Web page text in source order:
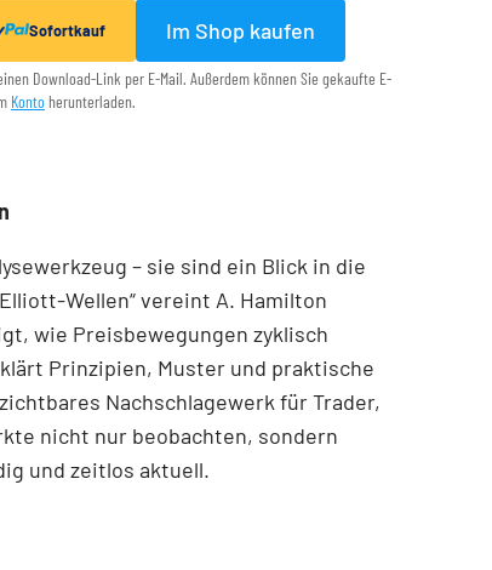
Sofortkauf Im Shop kaufen
Download-Link per E-Mail. Außerdem können Sie gekaufte E-
Konto herunterladen.
– sie sind ein Blick in die
Wellen“ vereint A. Hamilton
wie Preisbewegungen zyklisch
Prinzipien, Muster und praktische
Nachschlagewerk für Trader,
nicht nur beobachten, sondern
und zeitlos aktuell.